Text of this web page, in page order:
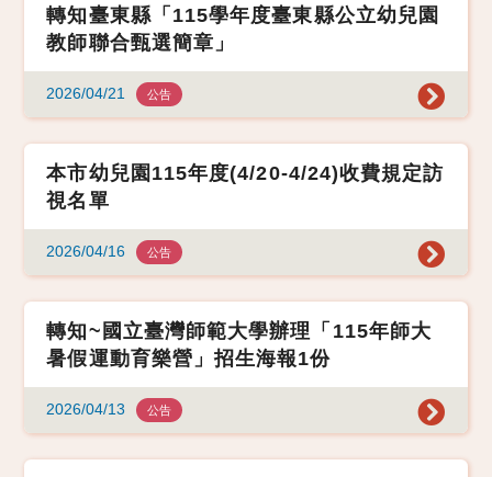
轉知臺東縣「115學年度臺東縣公立幼兒園
教師聯合甄選簡章」
2026/04/21 公告
本市幼兒園115年度(4/20-4/24)收費規定訪
視名單
2026/04/16 公告
轉知~國立臺灣師範大學辦理「115年師大
暑假運動育樂營」招生海報1份
2026/04/13 公告